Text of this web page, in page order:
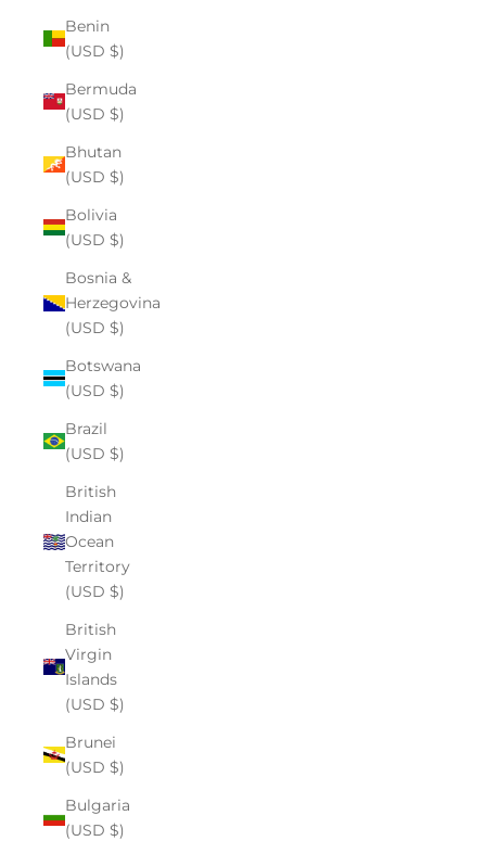
Benin
(USD $)
Bermuda
(USD $)
Bhutan
(USD $)
Bolivia
(USD $)
Bosnia &
Herzegovina
(USD $)
Botswana
(USD $)
Brazil
(USD $)
British
Indian
Ocean
Territory
(USD $)
British
Virgin
Islands
(USD $)
Brunei
(USD $)
Bulgaria
(USD $)